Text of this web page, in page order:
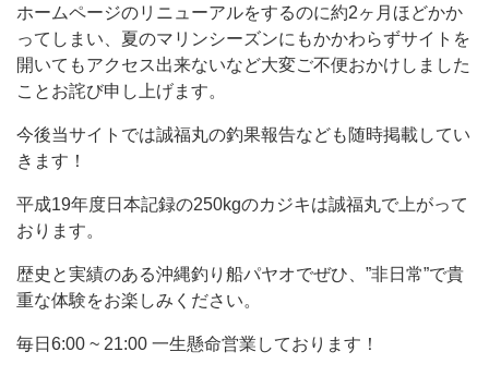
ホームページのリニューアルをするのに約2ヶ月ほどかか
ってしまい、夏のマリンシーズンにもかかわらずサイトを
開いてもアクセス出来ないなど大変ご不便おかけしました
ことお詫び申し上げます。
今後当サイトでは誠福丸の釣果報告なども随時掲載してい
きます！
平成19年度日本記録の250kgのカジキは誠福丸で上がって
おります。
歴史と実績のある沖縄釣り船パヤオでぜひ、”非日常”で貴
重な体験をお楽しみください。
毎日6:00 ~ 21:00 一生懸命営業しております！